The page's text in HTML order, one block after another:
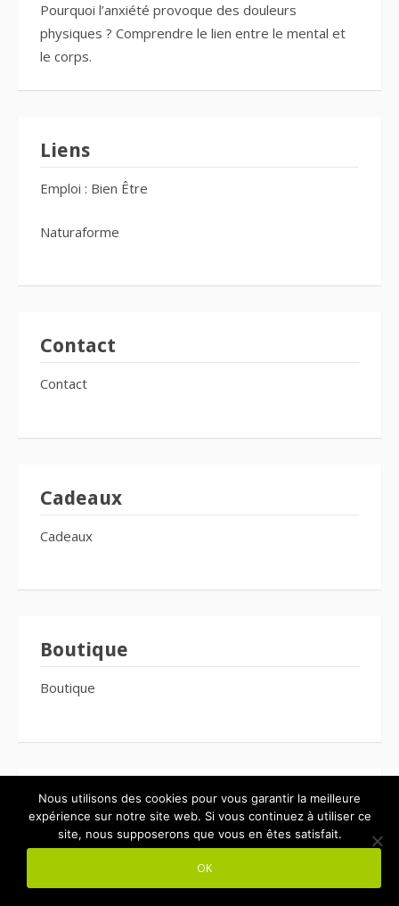
Pourquoi l’anxiété provoque des douleurs
physiques ? Comprendre le lien entre le mental et
le corps.
Liens
Emploi : Bien Être
Naturaforme
Contact
Contact
Cadeaux
Cadeaux
Boutique
Boutique
Mentions légales
Mentions Légales
Nous utilisons des cookies pour vous garantir la meilleure
expérience sur notre site web. Si vous continuez à utiliser ce
site, nous supposerons que vous en êtes satisfait.
OK